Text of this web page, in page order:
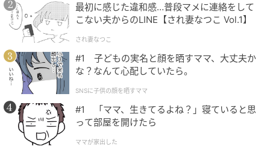
最初に感じた違和感…普段マメに連絡をして
こない夫からのLINE【され妻なつこ Vol.1】
され妻なつこ
#1 子どもの実名と顔を晒すママ、大丈夫か
な？なんて心配していたら。
SNSに子供の顔を晒すママ
#1 「ママ、生きてるよね？」寝ていると思
って部屋を開けたら
ママが家出した